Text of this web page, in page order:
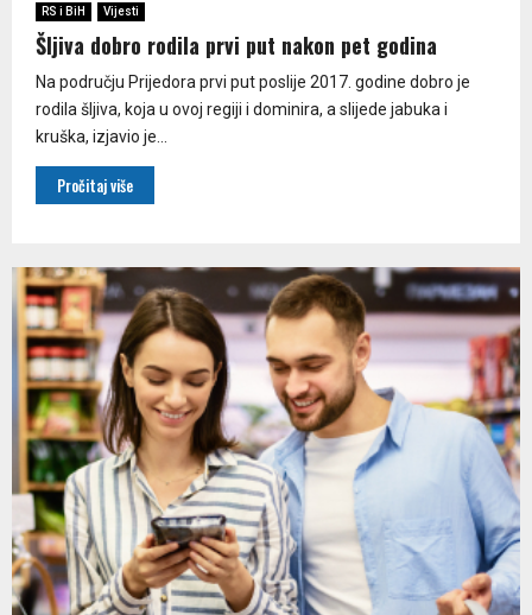
RS i BiH Vijesti
Šljiva dobro rodila prvi put nakon pet godina
Na području Prijedora prvi put poslije 2017. godine dobro je
rodila šljiva, koja u ovoj regiji i dominira, a slijede jabuka i
kruška, izjavio je...
Pročitaj više